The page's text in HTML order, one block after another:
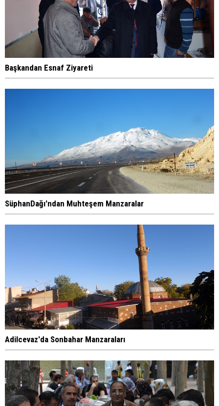
Başkandan Esnaf Ziyareti
SüphanDağı'ndan Muhteşem Manzaralar
Adilcevaz'da Sonbahar Manzaraları